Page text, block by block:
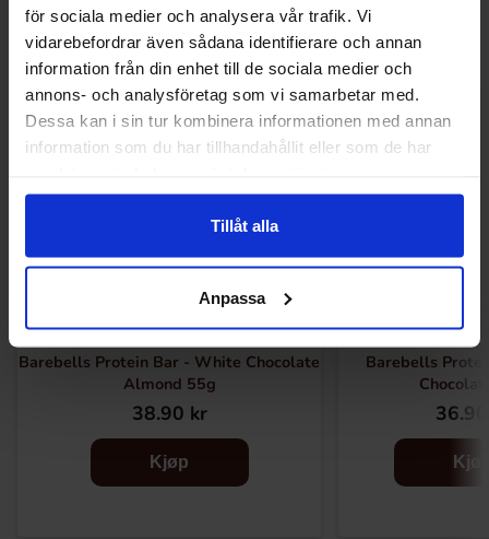
för sociala medier och analysera vår trafik. Vi
vidarebefordrar även sådana identifierare och annan
information från din enhet till de sociala medier och
annons- och analysföretag som vi samarbetar med.
Dessa kan i sin tur kombinera informationen med annan
information som du har tillhandahållit eller som de har
Tillåt alla
Anpassa
Barebells Protein Bar - White Chocolate
Almond 55g
38.90 kr
Kjøp
Barebells